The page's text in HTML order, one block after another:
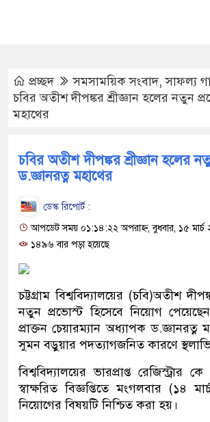
প্রচ্ছদ সমসাময়িক সংবাদ,সাফল্য
চবির অতীশ দীপঙ্কর শ্রীজ্ঞান হলের নতুন
মহাথের
চবির অতীশ দীপঙ্কর শ্রীজ্ঞান হলের
ড.জ্ঞানরত্ন মহাথের
ডেস্ক রিপোর্ট :
আপডেট সময় ০১:১৪:২২ অপরাহ্ন, বুধবার, ১৫ মার্চ
১৪৯৬ বার পড়া হয়েছে
চট্টগ্রাম বিশ্ববিদ্যালয়ের (চবি)অতীশ
নতুন প্রভোস্ট হিসেবে নিয়োগ
প্রাক্তন চেয়ারম্যান অধ্যাপক ড.জ্ঞানরত্ন
সুমন বড়ুয়ার পদত্যাগজনিত কারণে
বিশ্ববিদ্যালয়ের ভারপ্রাপ্ত
স্বাক্ষরিত বিজ্ঞপ্তিতে মংগলবার (১৪
নিয়োগের বিষয়টি নিশ্চিত করা হয়।